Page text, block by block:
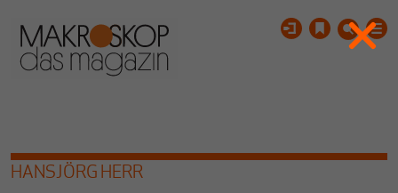
HANSJÖRG HERR